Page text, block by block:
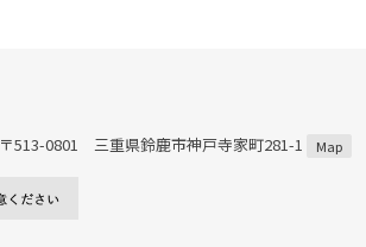
〒513-0801 三重県鈴鹿市神戸寺家町281-1 Map